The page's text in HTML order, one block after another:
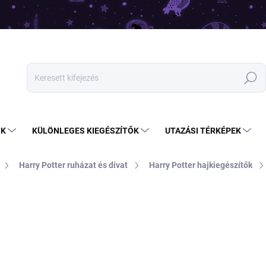
Keresés
KÜLÖNLEGES KIEGÉSZÍTŐK UTAZÁSI TÉRKÉPEK
Harry Potter ruházat és divat Harry Potter hajkiegészítők